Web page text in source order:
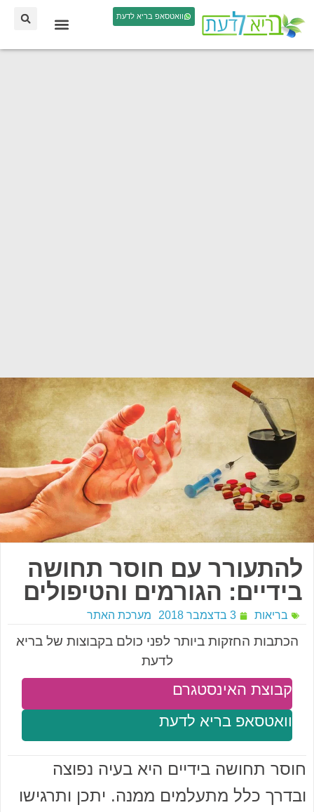
וואטסאפ בריא לדעת
להתעורר עם חוסר תחושה
בידיים: הגורמים והטיפולים
בריאות 3 בדצמבר 2018 מערכת האתר
הכתבות החזקות ביותר לפני כולם בקבוצות של בריא
לדעת
וואטסאפ בריא לדעת
קבוצת האינסטגרם
חוסר תחושה בידיים היא בעיה נפוצה
ובדרך כלל מתעלמים ממנה. יתכן ותרגישו